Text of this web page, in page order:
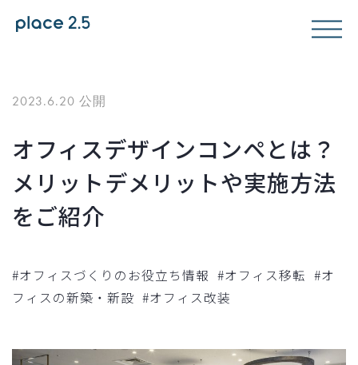
2023.6.20 公開
オフィスデザインコンペとは？
メリットデメリットや実施方法
をご紹介
#オフィスづくりのお役立ち情報 #オフィス移転 #オ
フィスの新築・新設 #オフィス改装